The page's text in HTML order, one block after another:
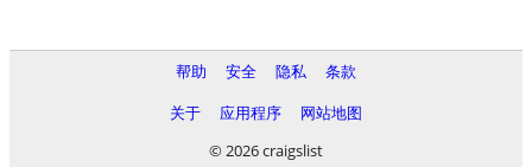
帮助 安全 隐私
条款
关于
应用程序
网站地图
© 2026 craigslist